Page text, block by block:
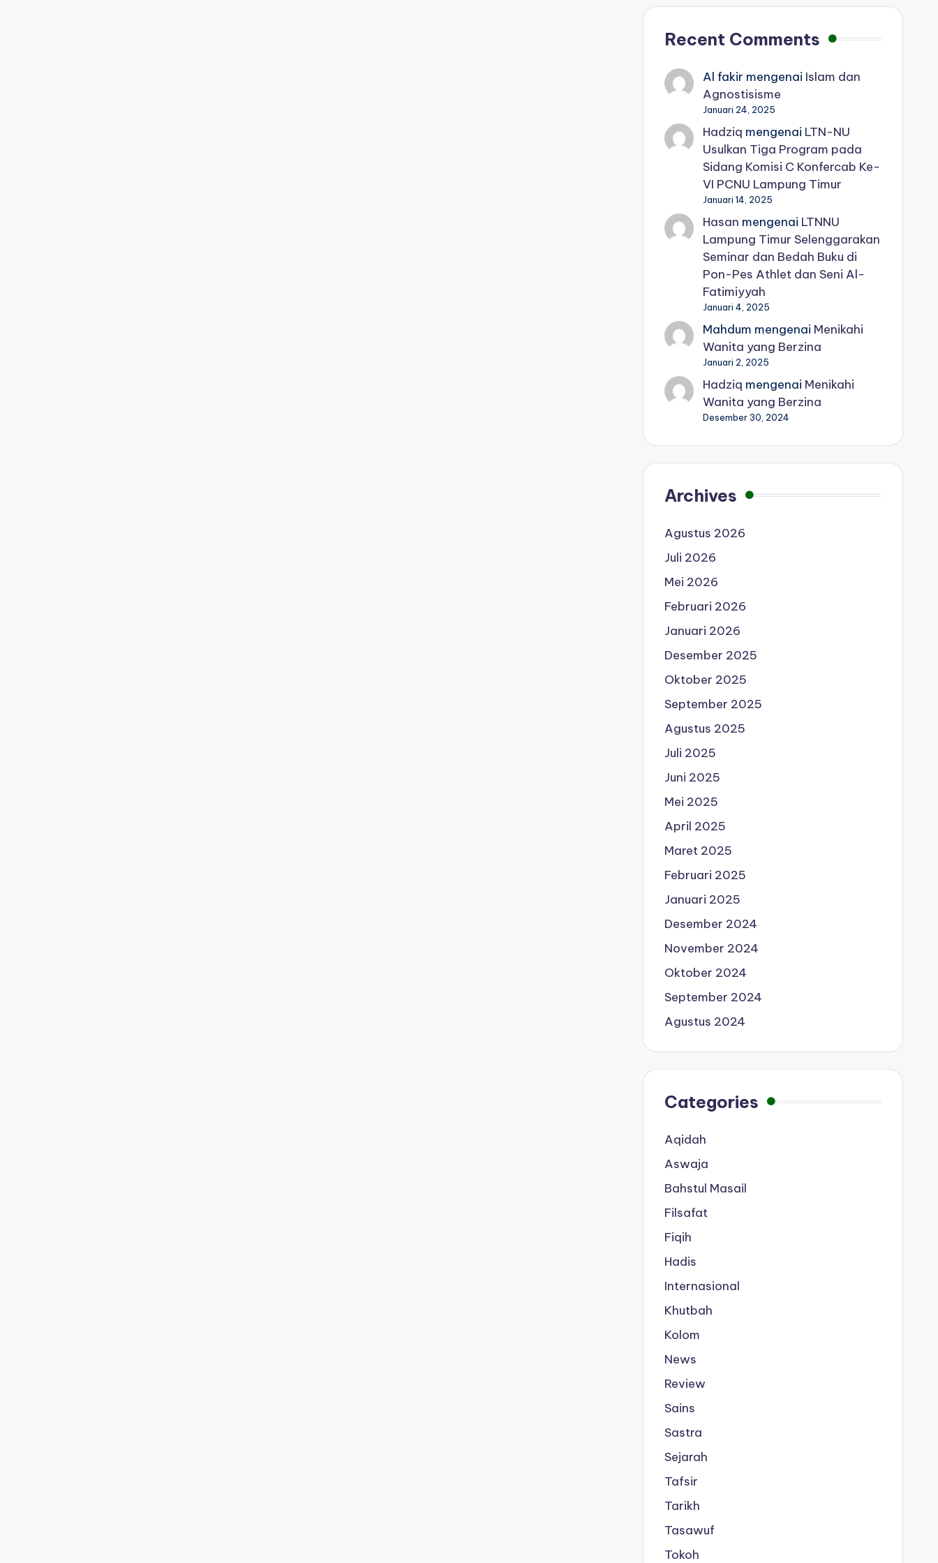
Recent Comments
Al fakir mengenai Islam dan
Agnostisisme
Januari 24, 2025
Hadziq mengenai LTN-NU
Usulkan Tiga Program pada
Sidang Komisi C Konfercab Ke-
VI PCNU Lampung Timur
Januari 14, 2025
Hasan mengenai LTNNU
Lampung Timur Selenggarakan
Seminar dan Bedah Buku di
Pon-Pes Athlet dan Seni Al-
Fatimiyyah
Januari 4, 2025
Mahdum mengenai Menikahi
Wanita yang Berzina
Januari 2, 2025
Hadziq mengenai Menikahi
Wanita yang Berzina
Desember 30, 2024
Archives
Agustus 2026
Juli 2026
Mei 2026
Februari 2026
Januari 2026
Desember 2025
Oktober 2025
September 2025
Agustus 2025
Juli 2025
Juni 2025
Mei 2025
April 2025
Maret 2025
Februari 2025
Januari 2025
Desember 2024
November 2024
Oktober 2024
September 2024
Agustus 2024
Categories
Aqidah
Aswaja
Bahstul Masail
Filsafat
Fiqih
Hadis
Internasional
Khutbah
Kolom
News
Review
Sains
Sastra
Sejarah
Tafsir
Tarikh
Tasawuf
Tokoh